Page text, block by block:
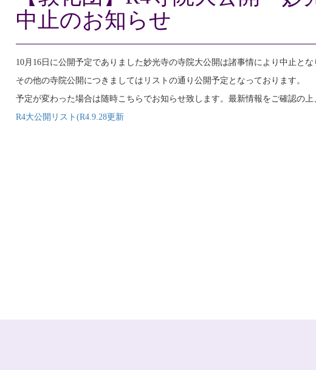
中止のお知らせ
10月16日に公開予定でありました妙光寺の寺院大公開は諸事情により中止とな
その他の寺院公開につきましてはリストの通り公開予定となっております。
予定が変わった場合は随時こちらでお知らせ致します。最新情報をご確認の上
R4大公開リスト(R4.9.28更新